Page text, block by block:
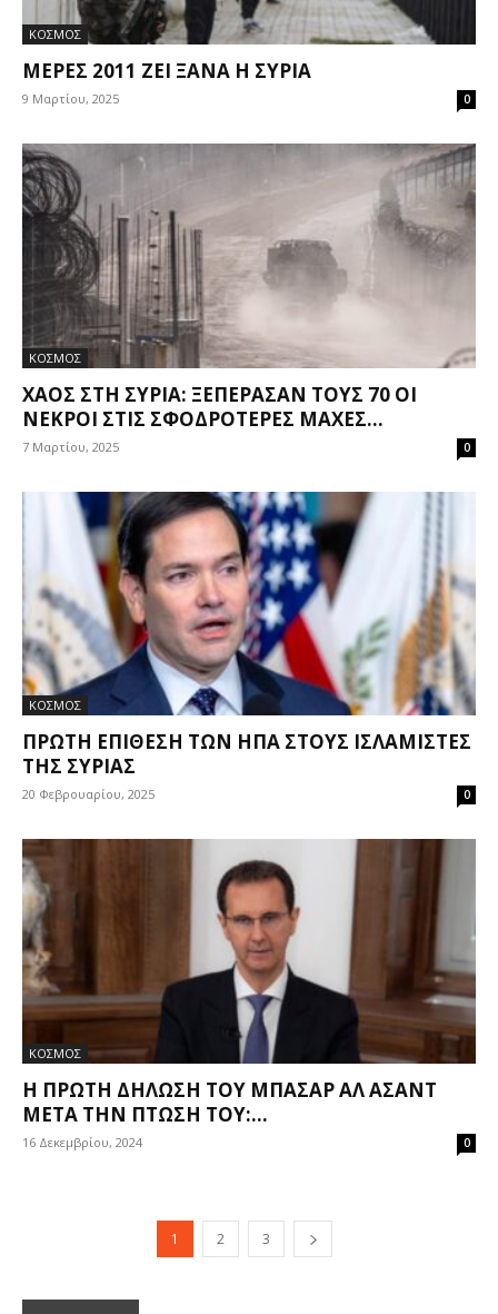
ΚΟΣΜΟΣ
ΜΈΡΕΣ 2011 ΖΕΙ ΞΑΝΆ Η ΣΥΡΊΑ
9 Μαρτίου, 2025 0
ΚΟΣΜΟΣ
ΧΆΟΣ ΣΤΗ ΣΥΡΊΑ: ΞΕΠΈΡΑΣΑΝ ΤΟΥΣ 70 ΟΙ
ΝΕΚΡΟΊ ΣΤΙΣ ΣΦΟΔΡΌΤΕΡΕΣ ΜΆΧΕΣ...
7 Μαρτίου, 2025 0
ΚΟΣΜΟΣ
ΠΡΏΤΗ ΕΠΊΘΕΣΗ ΤΩΝ ΗΠΑ ΣΤΟΥΣ ΙΣΛΑΜΙΣΤΈΣ
ΤΗΣ ΣΥΡΊΑΣ
20 Φεβρουαρίου, 2025 0
ΚΟΣΜΟΣ
Η ΠΡΏΤΗ ΔΉΛΩΣΗ ΤΟΥ ΜΠΑΣΆΡ ΑΛ ΆΣΑΝΤ
ΜΕΤΆ ΤΗΝ ΠΤΏΣΗ ΤΟΥ:...
16 Δεκεμβρίου, 2024 0
1 2 3